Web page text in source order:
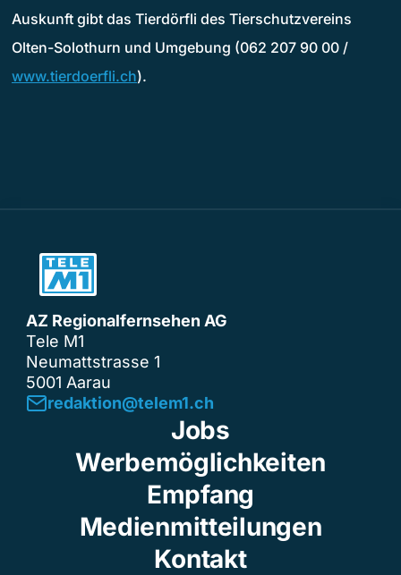
Auskunft gibt das Tierdörfli des Tierschutzvereins
Olten-Solothurn und Umgebung (062 207 90 00 /
www.tierdoerfli.ch).
AZ Regionalfernsehen AG
Tele M1
Neumattstrasse 1
5001 Aarau
redaktion@telem1.ch
Jobs
Werbemöglichkeiten
Empfang
Medienmitteilungen
Kontakt